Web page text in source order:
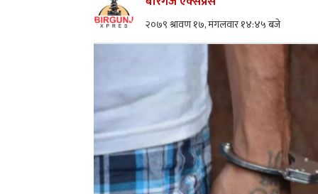
२०७९ श्रावण १७, मंगलवार १४:४५ बजे